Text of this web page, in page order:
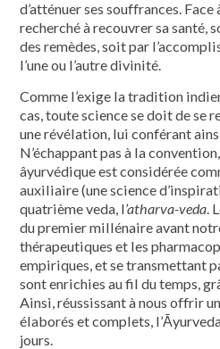
d’atténuer ses souffrances.
recherché à recouvrer sa santé,
des remèdes, soit par
l’une ou l’autre divinité.
Comme l’exige la tradition
cas, toute science se doit de se
une révélation, lui conférant
N’échappant pas à la
âyurvédique est considérée
auxiliaire (une science
quatrième veda, l’atharva-veda .
du premier millénaire avant
thérapeutiques et les
empiriques, et se transmettant
sont enrichies au fil du temps,
Ainsi, réussissant à nous offrir
élaborés et complets,
jours.